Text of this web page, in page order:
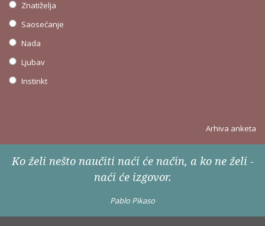
Znatiželja
Saosećanje
Nada
Ljubav
Instinkt
Arhiva anketa
Ko želi nešto naučiti naći će način, a ko ne želi -
naći će izgovor.
Pablo Pikaso